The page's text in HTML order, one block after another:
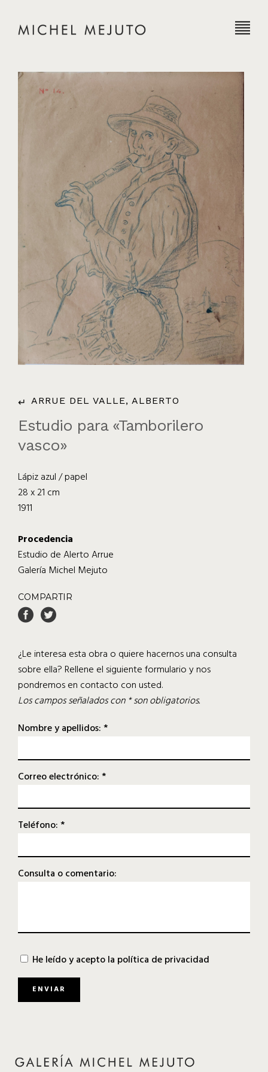
ARRUE DEL VALLE, ALBERTO
Estudio para «Tamborilero
vasco»
Lápiz azul / papel
28 x 21 cm
1911
Procedencia
Estudio de Alerto Arrue
Galería Michel Mejuto
COMPARTIR
¿Le interesa esta obra o quiere hacernos una consulta
sobre ella? Rellene el siguiente formulario y nos
pondremos en contacto con usted.
Los campos señalados con * son obligatorios.
Nombre y apellidos: *
Correo electrónico: *
Teléfono: *
Consulta o comentario:
He leído y acepto la política de privacidad